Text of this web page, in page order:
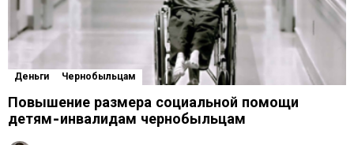
Деньги Чернобыльцам
Повышение размера социальной помощи
детям-инвалидам чернобыльцам